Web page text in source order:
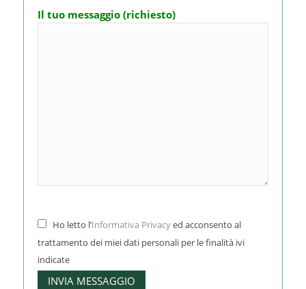
Il tuo messaggio (richiesto)
Ho letto l’Informativa Privacyed acconsento al
trattamento dei miei dati personali per le finalità ivi
indicate